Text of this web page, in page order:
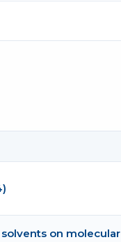
on molecular